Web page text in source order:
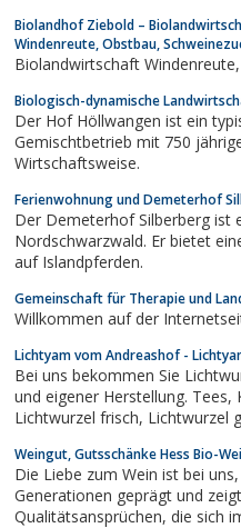
Biolandhof Ziebold –
Windenreute, Obstbau,
Biologisch-dynamische
Der Hof Höllwangen ist ein
Gemischtbetrieb mit 750
Wirtschaftsweise.
Ferienwohnung und Demeterhof
Der Demeterhof Silberberg ist
Nordschwarzwald. Er bietet
auf Islandpferden.
Gemeinschaft für Therapie und
Willkommen auf der
Lichtyam vom Andreashof -
Bei uns bekommen Sie
und eigener Herstellung. Tees, Kräuter, Rosen, Körperöle,
Lichtwurzel frisch, Lichtwurzel getrocknet, Turmalinplatte,
Weingut, Gutsschänke Hess Bio-
Die Liebe zum Wein ist bei uns, im Weingut-Hess, durch mehrere
Generationen geprägt und
Qualitätsansprüchen, die sich im Weingeschmack spiegeln. Seit